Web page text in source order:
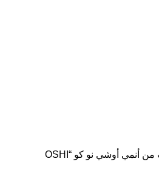
أعلنت منصة كرانشي رول رسمياً عن موعد عرض الموسم الثالث من أنمي أوشي نو كو “OSHI